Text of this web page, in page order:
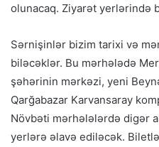
olunacaq. Ziyarət yerlərində
Sərnişinlər bizim tarixi və
biləcəklər. Bu mərhələdə
şəhərinin mərkəzi, yeni
Qarğabazar Karvansaray
Növbəti mərhələlərdə digər
yerlərə əlavə ediləcək.